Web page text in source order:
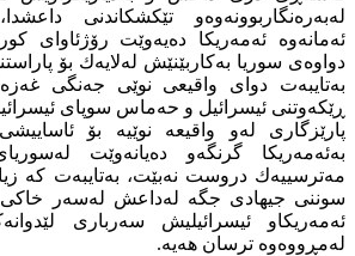
لەبەرەنگاربوونەوەو تێكشكاندنی
ئەمانەوە ئەمەریكا دەیەوێت رۆژئاوای
دواوەی سوریا بەكاربێنێش لەلایەك بۆ
بەتایبەت دوای واقیعی نوێی جەنگی
ڕێكەوتنی ئیسرائیل و حەماس سوپای
پارێزگاری لەو واقیعە نوێیە بۆ
بەئەمەریكا گرنگەو دەیانەوێت
مەترسییەك دروست نەبێت، بەتایبەت كە
سوننی جیهادی جگە لەداعش لەسەر خاكی
ئەمەریكاو ئیسرائیلیش سەرباری
لەمڕووەوە ترسان هەیە.